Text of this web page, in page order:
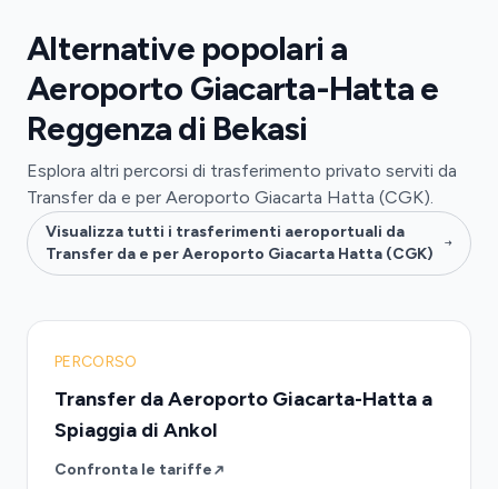
Alternative popolari a
Aeroporto Giacarta-Hatta e
Reggenza di Bekasi
Esplora altri percorsi di trasferimento privato serviti da
Transfer da e per Aeroporto Giacarta Hatta (CGK).
Visualizza tutti i trasferimenti aeroportuali da
Transfer da e per Aeroporto Giacarta Hatta (CGK)
PERCORSO
Transfer da Aeroporto Giacarta-Hatta a
Spiaggia di Ankol
Confronta le tariffe